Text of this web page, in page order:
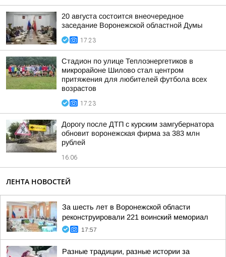
20 августа состоится внеочередное
заседание Воронежской областной Думы
17:23
Стадион по улице Теплоэнергетиков в
микрорайоне Шилово стал центром
притяжения для любителей футбола всех
возрастов
17:23
Дорогу после ДТП с курским замгубернатора
обновит воронежская фирма за 383 млн
рублей
16:06
ЛЕНТА НОВОСТЕЙ
За шесть лет в Воронежской области
реконструировали 221 воинский мемориал
17:57
Разные традиции, разные истории за